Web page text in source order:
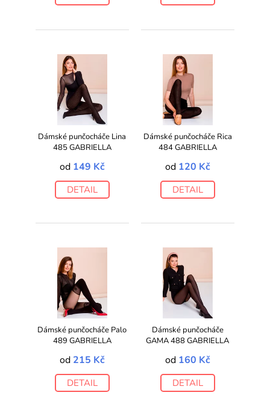
Dámské punčocháče Lina
485 GABRIELLA
od 149 Kč
DETAIL
Dámské punčocháče Rica
484 GABRIELLA
od 120 Kč
DETAIL
Dámské punčocháče Palo
489 GABRIELLA
od 215 Kč
DETAIL
Dámské punčocháče
GAMA 488 GABRIELLA
od 160 Kč
DETAIL